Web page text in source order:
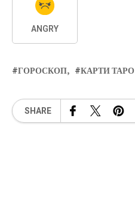
ANGRY
ГОРОСКОП КАРТИ ТАРО
SHARE